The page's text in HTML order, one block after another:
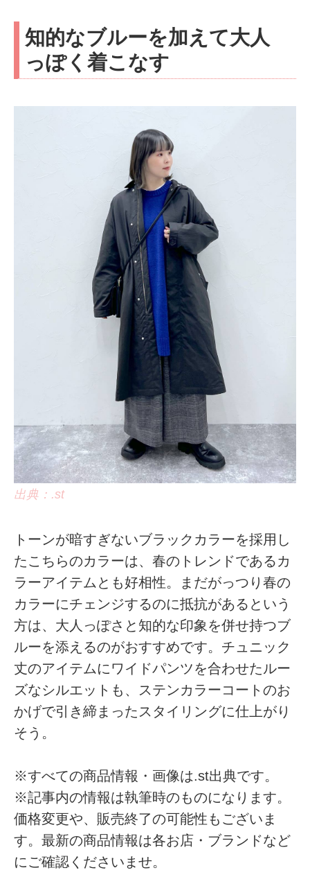
知的なブルーを加えて大人
っぽく着こなす
出典：.st
トーンが暗すぎないブラックカラーを採用し
たこちらのカラーは、春のトレンドであるカ
ラーアイテムとも好相性。まだがっつり春の
カラーにチェンジするのに抵抗があるという
方は、大人っぽさと知的な印象を併せ持つブ
ルーを添えるのがおすすめです。チュニック
丈のアイテムにワイドパンツを合わせたルー
ズなシルエットも、ステンカラーコートのお
かげで引き締まったスタイリングに仕上がり
そう。
※すべての商品情報・画像は.st出典です。
※記事内の情報は執筆時のものになります。
価格変更や、販売終了の可能性もございま
す。最新の商品情報は各お店・ブランドなど
にご確認くださいませ。